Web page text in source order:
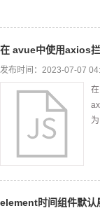
在 avue中使用axios
发布时间：2023-07-07
element时间组件默认